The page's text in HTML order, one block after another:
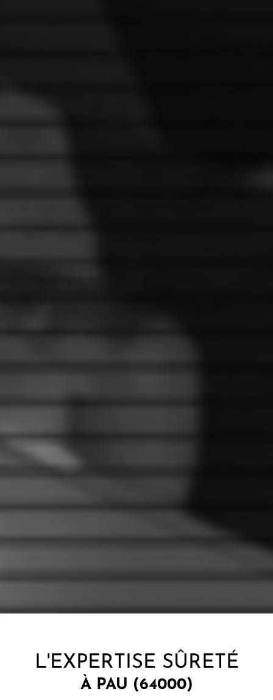
L'EXPERTISE SÛRETÉ
À PAU (64000)